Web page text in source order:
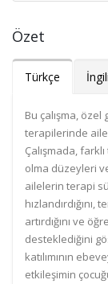
Özet
Türkçe
Bu çalışma,
terapilerinde aile
Çalışmada,
olma düzeyleri ve
ailelerin terapi
artırdığını ve
desteklediğini
katılımının
etkileşimin